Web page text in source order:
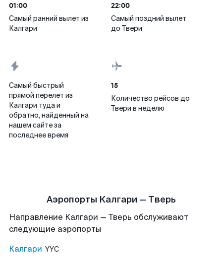
01:00
Самый ранний вылет из
Калгари
22:00
Самый поздний вылет
до Твери
Самый быстрый
прямой перелет из
Калгари туда и
обратно, найденный на
нашем сайте за
последнее время
15
Количество рейсов до
Твери в неделю
Аэропорты Калгари — Тверь
Направление Калгари — Тверь обслуживают
следующие аэропорты
Калгари YYC